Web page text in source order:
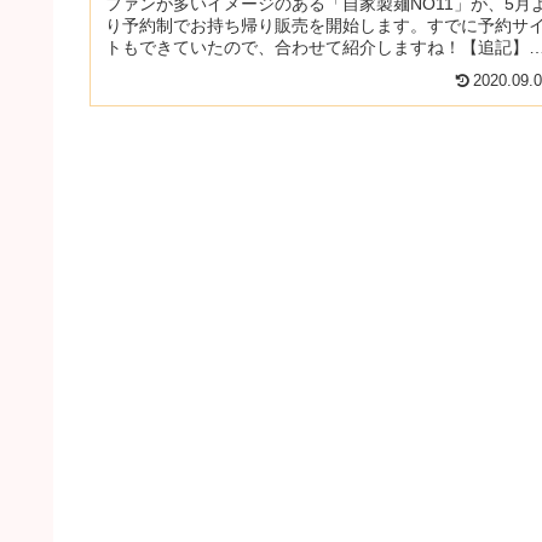
ファンが多いイメージのある「自家製麺NO11」が、5月
り予約制でお持ち帰り販売を開始します。すでに予約サイ
トもできていたので、合わせて紹介しますね！【追記】